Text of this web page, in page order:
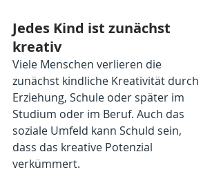
Jedes Kind ist zunächst
kreativ
Viele Menschen verlieren die
zunächst kindliche Kreativität durch
Erziehung, Schule oder später im
Studium oder im Beruf. Auch das
soziale Umfeld kann Schuld sein,
dass das kreative Potenzial
verkümmert.